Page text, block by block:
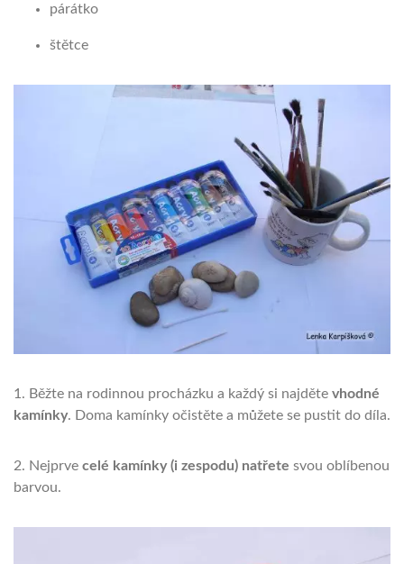
párátko
štětce
1. Běžte na rodinnou procházku a každý si najděte vhodné
kamínky. Doma kamínky očistěte a můžete se pustit do díla.
2. Nejprve celé kamínky (i zespodu) natřete svou oblíbenou
barvou.